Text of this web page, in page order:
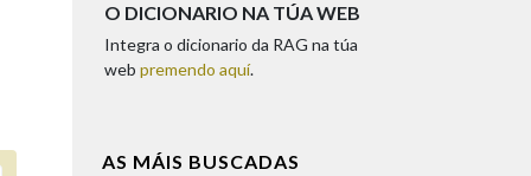
O DICIONARIO NA TÚA WEB
Integra o dicionario da RAG na túa
web premendo aquí.
AS MÁIS BUSCADAS